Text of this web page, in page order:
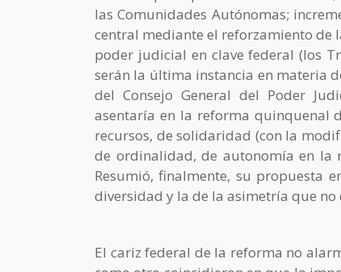
las Comunidades Autónomas;
central mediante el reforzamiento de
poder judicial en clave federal (los
serán la última instancia en materia
del Consejo General del Poder
asentaría en la reforma quinquenal
recursos, de solidaridad (con la
de ordinalidad, de autonomía en la
Resumió, finalmente, su propuesta
diversidad y la de la asimetría que
El cariz federal de la reforma no